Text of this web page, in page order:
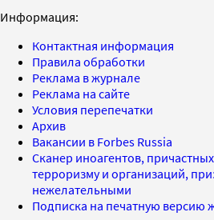
Информация:
Контактная информация
Правила обработки
Реклама в журнале
Реклама на сайте
Условия перепечатки
Архив
Вакансии в Forbes Russia
Сканер иноагентов,
терроризму и организаций,
нежелательными
Подписка на печатную версию